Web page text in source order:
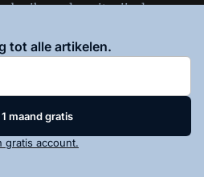
van deze site zijn de
|Privacy instellingen
tot alle artikelen.
maand gratis
gratis account.